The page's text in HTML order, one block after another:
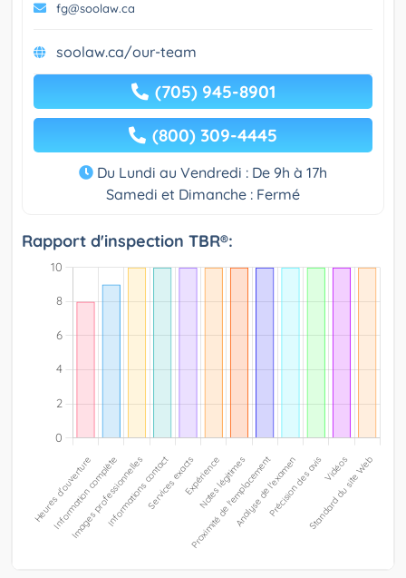
fg@soolaw.ca
soolaw.ca/our-team
(705) 945-8901
(800) 309-4445
Du Lundi au Vendredi : De 9h à 17h
Samedi et Dimanche : Fermé
Rapport d'inspection TBR®: